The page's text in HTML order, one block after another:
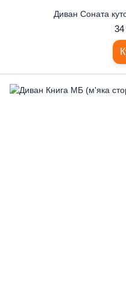
Диван Соната
34